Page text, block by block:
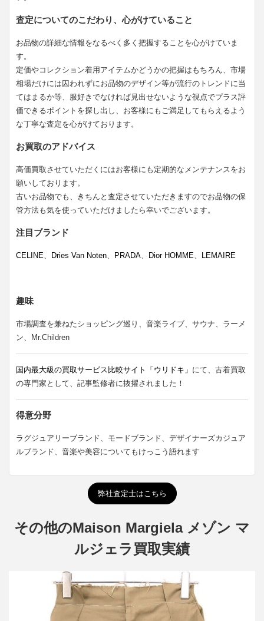
査定についてのこだわり、心がけていること
お品物の詳細な情報をなるべく多く把握することを心がけていま
す。
定価やコレクション着用アイテムかどうかの把握はもちろん、市場
相場だけには囚われずにお品物のデザイン等が流行のトレンドに当
てはまるか等、服好きでなければ見出せないような視点でプラス評
価できるポイントを探し出し、お客様にもご満足してもらえるよう
な丁寧な査定を心がけております。
お買取のアドバイス
高価買取させていただくにはお客様にも定期的なメンテナンスをお
願いしております。
古いお品物でも、きちんと査定させていただきますのでお品物の保
管方法も気を使っていただけましたら幸いでございます。
注目ブランド
CELINE、 Dries Van Noten、 PRADA、 Dior HOMME、 LEMAIRE
趣味
市場調査を兼ねたショッピング巡り、音楽ライブ、サウナ、ラーメ
ン、Mr.Children
国内最大級の買取サービス比較サイト「ウリドキ」 にて、古着買取
の専門家として、記事監修者に抜擢されました！
得意分野
ラグジュアリーブランド、モードブランド、デザイナーズカジュア
ルブランド、音楽や美容についてもけっこう語れます
弊社査定士はこちら
その他のMaison Margiela メゾン マ
ルジェラ買取実績